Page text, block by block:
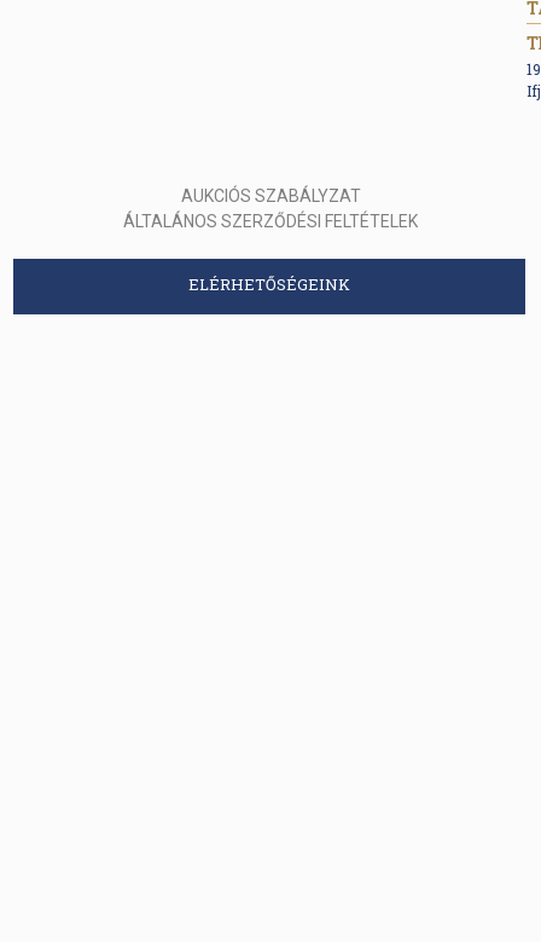
AUKCIÓS SZABÁLYZAT
ÁLTALÁNOS SZERZŐDÉSI FELTÉTELEK
ELÉRHETŐSÉGEINK